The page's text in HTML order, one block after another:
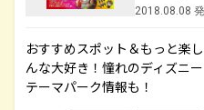
2018.08.08
おすすめスポット＆もっと楽
んな大好き！憧れのディズニ
テーマパーク情報も！